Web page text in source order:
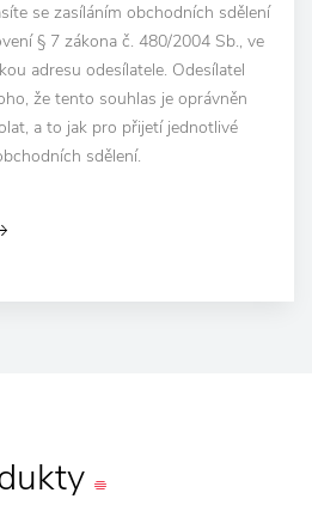
se zasíláním obchodních sdělení
§ 7 zákona č. 480/2004 Sb., ve
adresu odesílatele. Odesílatel
že tento souhlas je oprávněn
a to jak pro přijetí jednotlivé
sdělení.